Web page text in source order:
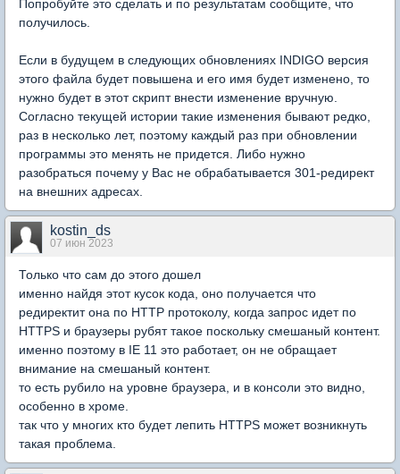
Попробуйте это сделать и по результатам сообщите, что
получилось.
Если в будущем в следующих обновлениях INDIGO версия
этого файла будет повышена и его имя будет изменено, то
нужно будет в этот скрипт внести изменение вручную.
Согласно текущей истории такие изменения бывают редко,
раз в несколько лет, поэтому каждый раз при обновлении
программы это менять не придется. Либо нужно
разобраться почему у Вас не обрабатывается 301-редирект
на внешних адресах.
kostin_ds
07 июн 2023
Только что сам до этого дошел
именно найдя этот кусок кода, оно получается что
редиректит она по HTTP протоколу, когда запрос идет по
HTTPS и браузеры рубят такое поскольку смешаный контент.
именно поэтому в IE 11 это работает, он не обращает
внимание на смешаный контент.
то есть рубило на уровне браузера, и в консоли это видно,
особенно в хроме.
так что у многих кто будет лепить HTTPS может возникнуть
такая проблема.